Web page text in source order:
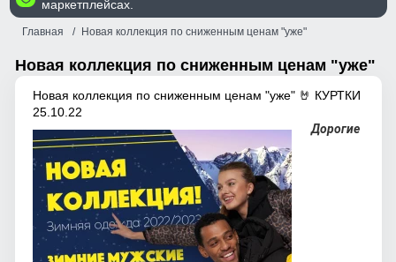
маркетплейсах.
Главная Новая коллекция по сниженным ценам "уже"
Новая коллекция по сниженным ценам "уже"
Новая коллекция по сниженным ценам "уже" 🤘 КУРТКИ
25.10.22
Дорогие